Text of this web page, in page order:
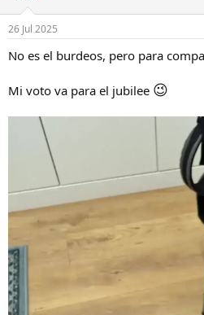
26 Jul 2025
No es el burdeos, pero para
Mi voto va para el jubilee 😉